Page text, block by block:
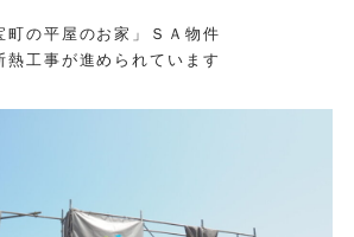
町の平屋のお家」ＳＡ物件
熱工事が進められています